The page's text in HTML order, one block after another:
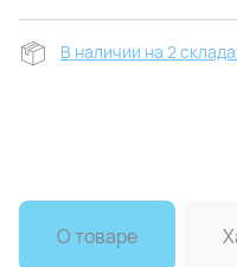
В наличии на 2
О товаре